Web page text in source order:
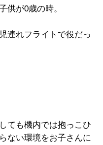
供が0歳の時。
連れフライトで役だっ
ても機内では抱っこひ
ない環境をお子さんに